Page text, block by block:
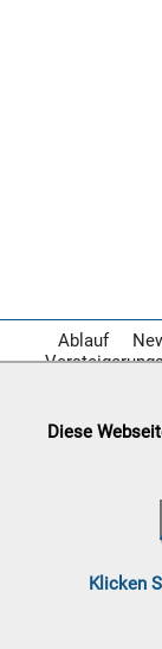
Megaabverkauf
08.08:
Ablauf
Diese
Klicken